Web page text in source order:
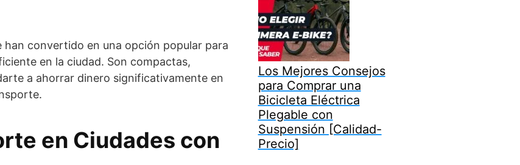
han convertido en una opción popular para
en la ciudad. Son compactas,
a ahorrar dinero significativamente en
en Ciudades con
Los Mejores Consejos
para Comprar una
Bicicleta Eléctrica
Plegable con
Suspensión [Calidad-
Precio]